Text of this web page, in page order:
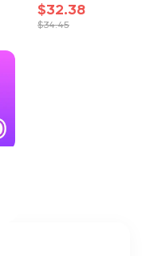
$32.38
$34.45